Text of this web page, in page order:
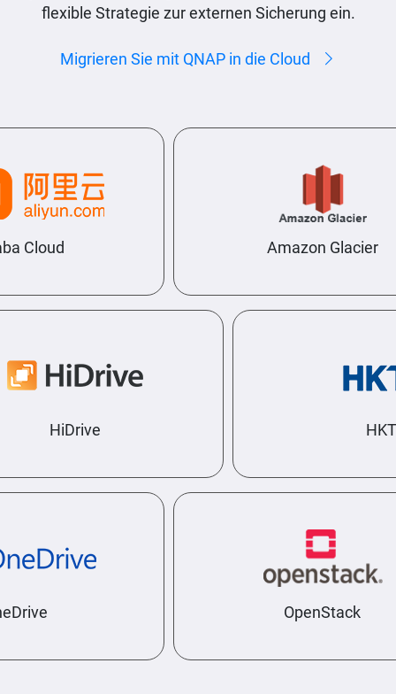
flexible Strategie zur externen Sicherung ein.
Migrieren Sie mit QNAP in die Cloud
Cloud Amazon Glacier
HiDrive
OpenStack